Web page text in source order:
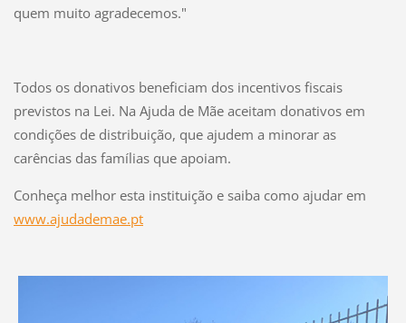
quem muito agradecemos."
Todos os donativos beneficiam dos incentivos fiscais
previstos na Lei. Na Ajuda de Mãe aceitam donativos em
condições de distribuição, que ajudem a minorar as
carências das famílias que apoiam.
Conheça melhor esta instituição e saiba como ajudar em
www.ajudademae.pt